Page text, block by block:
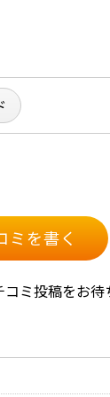
ミを書く
ミ投稿をお